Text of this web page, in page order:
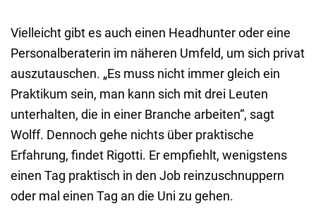
Vielleicht gibt es auch einen Headhunter oder eine
Personalberaterin im näheren Umfeld, um sich privat
auszutauschen. „Es muss nicht immer gleich ein
Praktikum sein, man kann sich mit drei Leuten
unterhalten, die in einer Branche arbeiten“, sagt
Wolff. Dennoch gehe nichts über praktische
Erfahrung, findet Rigotti. Er empfiehlt, wenigstens
einen Tag praktisch in den Job reinzuschnuppern
oder mal einen Tag an die Uni zu gehen.